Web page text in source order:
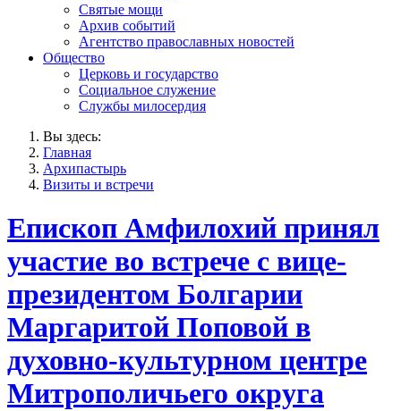
Святые мощи
Архив событий
Агентство православных новостей
Общество
Церковь и государство
Социальное служение
Службы милосердия
Вы здесь:
Главная
Архипастырь
Визиты и встречи
Епископ Амфилохий принял
участие во встрече с вице-
президентом Болгарии
Маргаритой Поповой в
духовно-культурном центре
Митрополичьего округа